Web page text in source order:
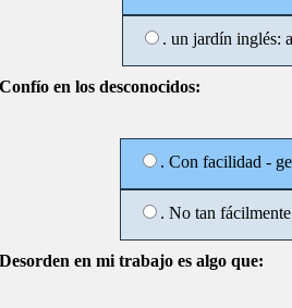
. un jardín inglés:
Confío en los desconocidos:
. Con facilidad -
. No tan
Desorden en mi trabajo es algo que: